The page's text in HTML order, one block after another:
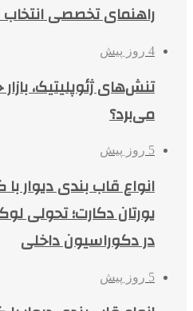
راهنمای تخصصی
4 روز پیش
تنش‌های ژئوپلیتیک،
می‌برد؟
5 روز پیش
انواع قاب بندی دیوار
یورتان دکارت؛ تحولی
در دکوراسیون داخلی
5 روز پیش